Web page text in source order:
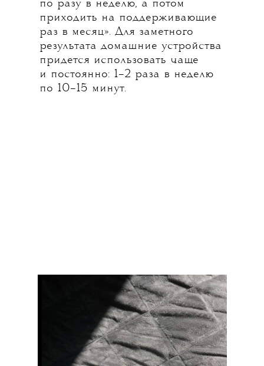
по разу в неделю, а потом
приходить на поддерживающие
раз в месяц». Для заметного
результата домашние устройства
придется использовать чаще
и постоянно: 1–2 раза в неделю
по 10–15 минут.